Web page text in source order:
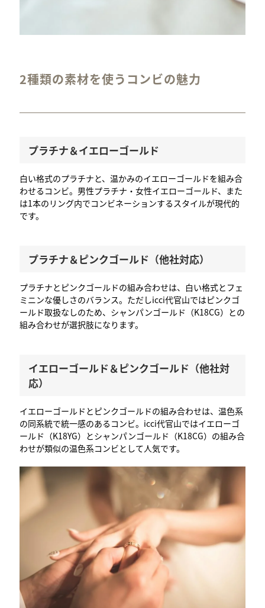
2種類の素材を使うコンビの魅力
プラチナ＆イエローゴールド
白い格式のプラチナと、温かみのイエローゴールドを組み合
わせるコンビ。男性プラチナ・女性イエローゴールド、また
は1本のリング内でコンビネーションするスタイルが現代的
です。
プラチナ＆ピンクゴールド（他社対応）
プラチナとピンクゴールドの組み合わせは、白い格式とフェ
ミニンな優しさのバランス。ただしicci代官山ではピンクゴ
ールド取扱なしのため、シャンパンゴールド（K18CG）との
組み合わせが選択肢になります。
イエローゴールド＆ピンクゴールド（他社対
応）
イエローゴールドとピンクゴールドの組み合わせは、温色系
の同系統で統一感のあるコンビ。icci代官山ではイエローゴ
ールド（K18YG）とシャンパンゴールド（K18CG）の組み合
わせが類似の温色系コンビとして人気です。